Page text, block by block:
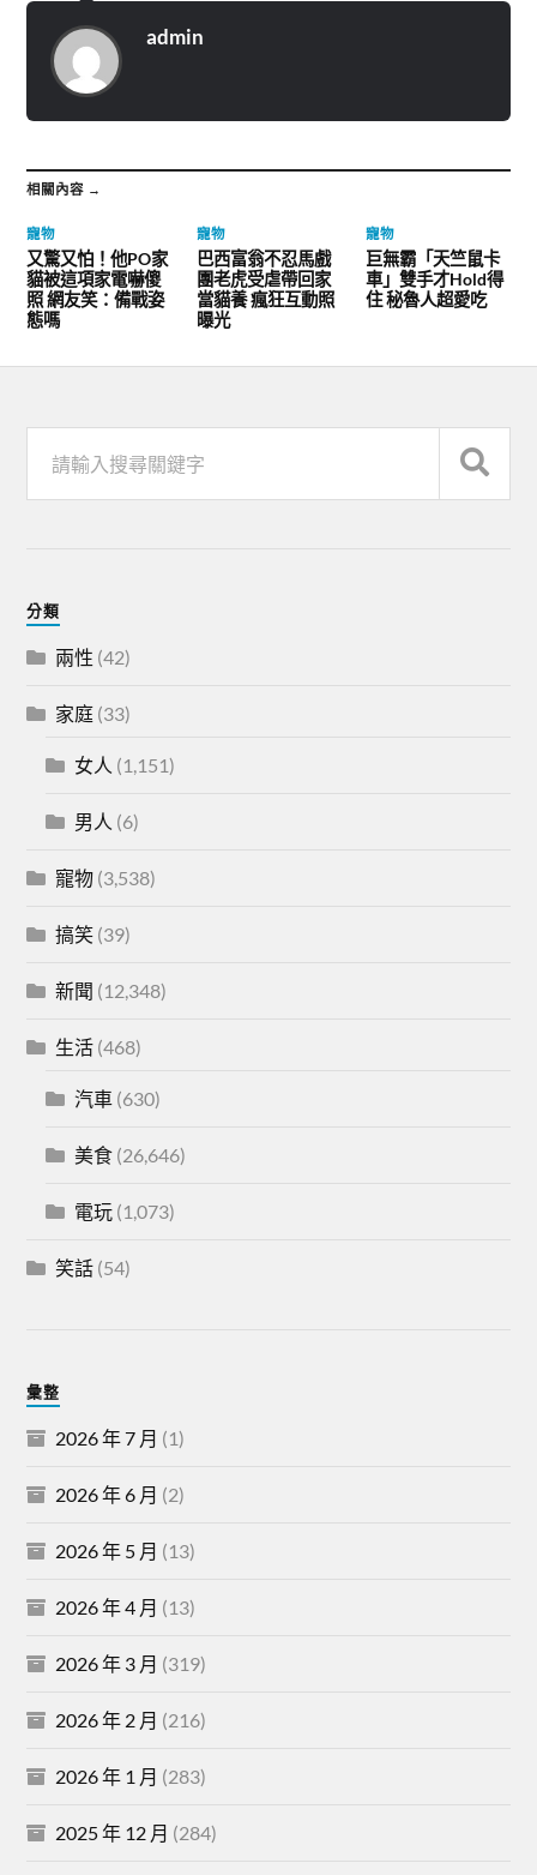
admin
相關內容 →
寵物
又驚又怕！他PO家
貓被這項家電嚇傻
照 網友笑：備戰姿
態嗎
寵物
巴西富翁不忍馬戲
團老虎受虐帶回家
當貓養 瘋狂互動照
曝光
寵物
巨無霸「天竺鼠卡
車」雙手才Hold得
住 秘魯人超愛吃
分類
兩性 (42)
家庭 (33)
女人 (1,151)
男人 (6)
寵物 (3,538)
搞笑 (39)
新聞 (12,348)
生活 (468)
汽車 (630)
美食 (26,646)
電玩 (1,073)
笑話 (54)
彙整
2026 年 7 月 (1)
2026 年 6 月 (2)
2026 年 5 月 (13)
2026 年 4 月 (13)
2026 年 3 月 (319)
2026 年 2 月 (216)
2026 年 1 月 (283)
2025 年 12 月 (284)